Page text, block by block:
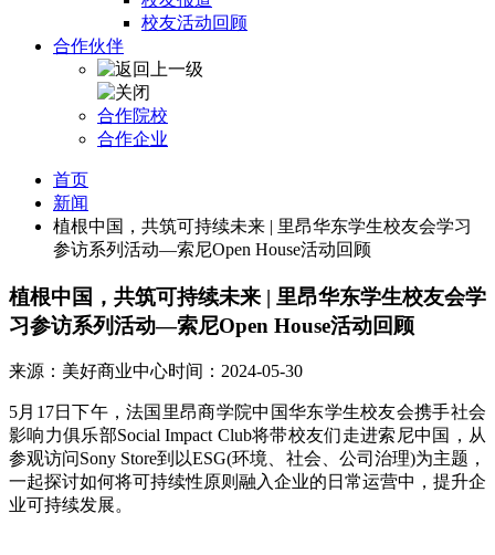
校友活动回顾
合作伙伴
合作院校
合作企业
首页
新闻
植根中国，共筑可持续未来 | 里昂华东学生校友会学习
参访系列活动—索尼Open House活动回顾
植根中国，共筑可持续未来 | 里昂华东学生校友会学
习参访系列活动—索尼Open House活动回顾
来源：美好商业中心时间：2024-05-30
5月17日下午，法国里昂商学院中国华东学生校友会携手社会
影响力俱乐部Social Impact Club将带校友们走进索尼中国，从
参观访问Sony Store到以ESG(环境、社会、公司治理)为主题，
一起探讨如何将可持续性原则融入企业的日常运营中，提升企
业可持续发展。